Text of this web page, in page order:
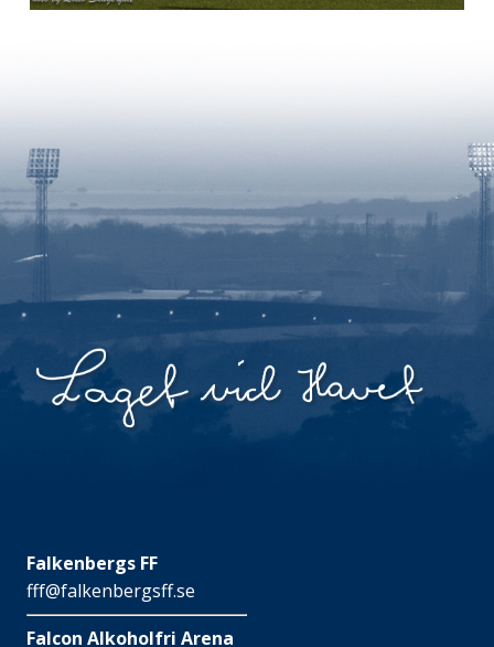
Falkenbergs FF
fff@falkenbergsff.se
Falcon Alkoholfri Arena